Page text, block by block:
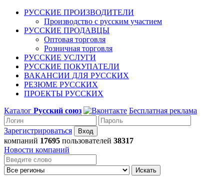
РУССКИЕ ПРОИЗВОДИТЕЛИ
Производство с русским участием
РУССКИЕ ПРОДАВЦЫ
Оптовая торговля
Розничная торговля
РУССКИЕ УСЛУГИ
РУССКИЕ ПОКУПАТЕЛИ
ВАКАНСИИ ДЛЯ РУССКИХ
РЕЗЮМЕ РУССКИХ
ПРОЕКТЫ РУССКИХ
Каталог Русский союз Бесплатная реклама
Зарегистрироваться
компаний 17695 пользователей 38317
Новости компаний
Искать